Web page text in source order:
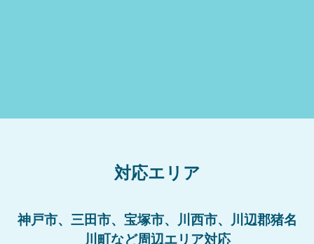
対応エリア
神戸市、三田市、宝塚市、川西市、川辺郡猪名
川町など周辺エリア対応